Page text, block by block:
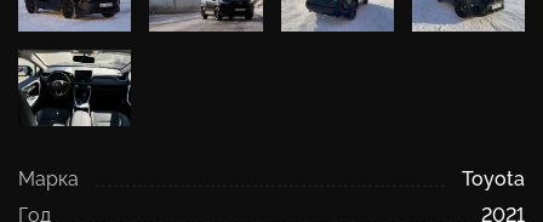
Марка
Toyota
Год
2021